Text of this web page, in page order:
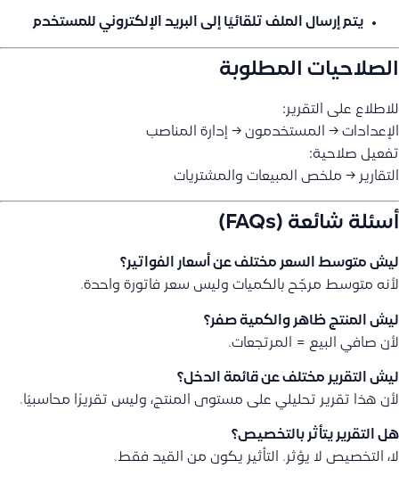
يتم إرسال الملف تلقائيًا إلى البريد الإلكتروني للمستخدم
الصلاحيات المطلوبة
للاطلاع على التقرير:
الإعدادات → المستخدمون → إدارة المناصب
تفعيل صلاحية:
التقارير → ملخص المبيعات والمشتريات
أسئلة شائعة (FAQs)
ليش متوسط السعر مختلف عن أسعار الفواتير؟
لأنه متوسط مرجّح بالكميات وليس سعر فاتورة واحدة.
ليش المنتج ظاهر والكمية صفر؟
لأن صافي البيع = المرتجعات.
ليش التقرير مختلف عن قائمة الدخل؟
لأن هذا تقرير تحليلي على مستوى المنتج، وليس تقريرًا محاسبيًا.
هل التقرير يتأثر بالتخصيص؟
لا، التخصيص لا يؤثر. التأثير يكون من القيد فقط.